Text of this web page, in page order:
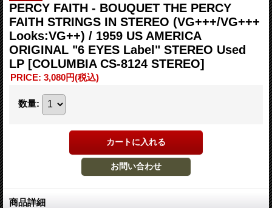
PERCY FAITH - BOUQUET THE PERCY
FAITH STRINGS IN STEREO (VG+++/VG+++
Looks:VG++) / 1959 US AMERICA
ORIGINAL "6 EYES Label" STEREO Used
LP [COLUMBIA CS-8124 STEREO]
PRICE: 3,080円(税込)
数量:
商品詳細